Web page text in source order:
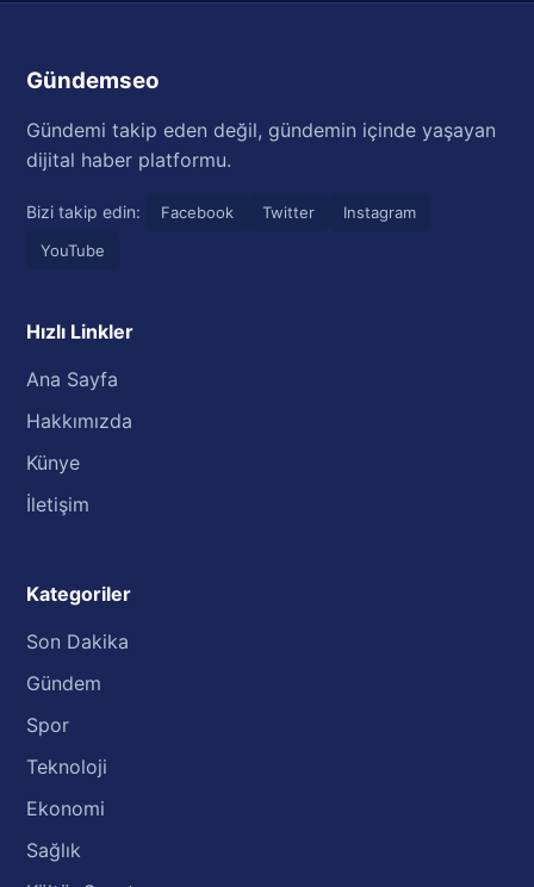
Gündemseo
Gündemi takip eden değil, gündemin içinde yaşayan
dijital haber platformu.
Bizi takip edin: Facebook Twitter
Instagram
YouTube
Hızlı Linkler
Ana Sayfa
Hakkımızda
Künye
İletişim
Kategoriler
Son Dakika
Gündem
Spor
Teknoloji
Ekonomi
Sağlık